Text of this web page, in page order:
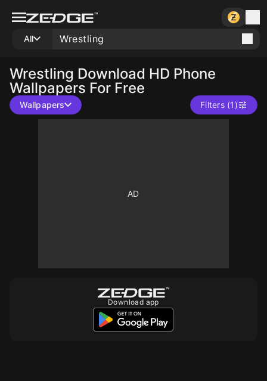
All
Wrestling Download HD Phone
Wallpapers For Free
Wallpapers Filters (1)
10
Download app